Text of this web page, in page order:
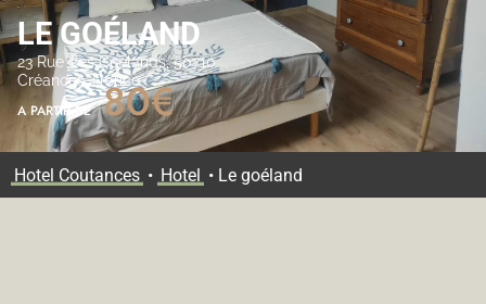
LE GOÉLAND
23 Rue des Goélands, 50710
Créances, France
A PARTIR DE80€
Hotel Coutances • Hotel • Le goéland